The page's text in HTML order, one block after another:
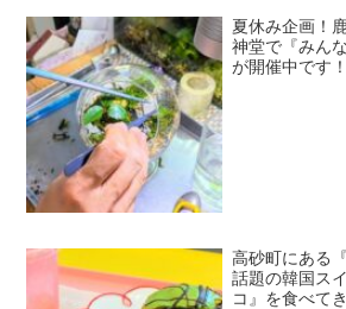
夏休み企画！
神堂で『みん
が開催中です！
高砂町にある
話題の韓国ス
コ』を食べて